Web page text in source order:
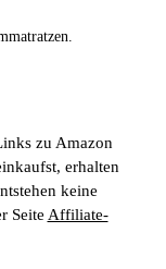
zu Amazon
erhalten
keine
Seite Affiliate-